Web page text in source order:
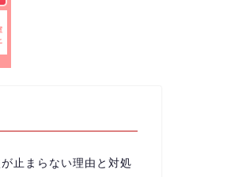
止まらない理由と対処